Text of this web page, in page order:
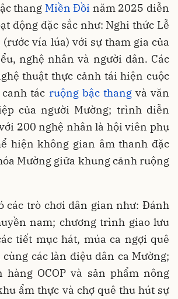
thang Miền Đồi năm 2025 diễn
động đặc sắc như: Nghi thức Lễ
vía lúa) với sự tham gia của
nghệ nhân và người dân. Các
thuật thực cảnh tái hiện cuộc
tác ruộng bậc thangvà văn
của người Mường; trình diễn
200 nghệ nhân là hội viên phụ
hiện không gian âm thanh đặc
Mường giữa khung cảnh ruộng
các trò chơi dân gian như: Đánh
nam; chương trình giao lưu
tiết mục hát, múa ca ngợi quê
cùng các làn điệu dân ca Mường;
OCOP và sản phẩm nông
ẩm thực và chợ quê thu hút sự